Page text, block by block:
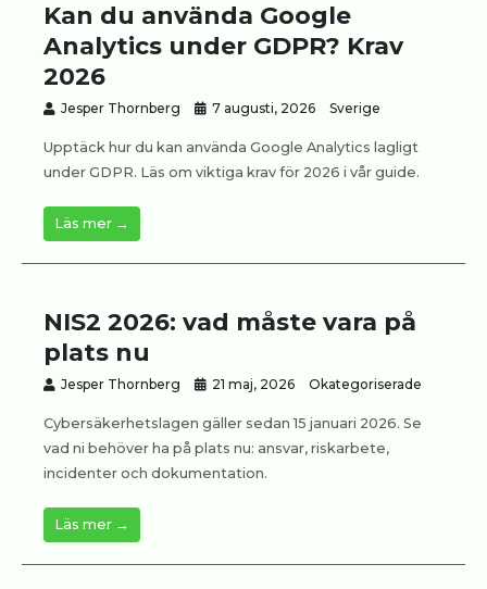
Kan du använda Google
Analytics under GDPR? Krav
2026
Jesper Thornberg 7 augusti, 2026 Sverige
Upptäck hur du kan använda Google Analytics lagligt
under GDPR. Läs om viktiga krav för 2026 i vår guide.
Läs mer →
NIS2 2026: vad måste vara på
plats nu
Jesper Thornberg 21 maj, 2026 Okategoriserade
Cybersäkerhetslagen gäller sedan 15 januari 2026. Se
vad ni behöver ha på plats nu: ansvar, riskarbete,
incidenter och dokumentation.
Läs mer →